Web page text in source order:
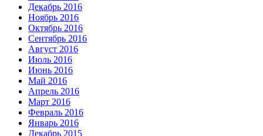
Декабрь 2016
Ноябрь 2016
Октябрь 2016
Сентябрь 2016
Август 2016
Июль 2016
Июнь 2016
Май 2016
Апрель 2016
Март 2016
Февраль 2016
Январь 2016
Декабрь 2015